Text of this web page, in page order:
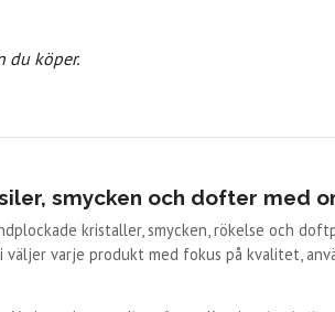
du köper.
smycken och dofter med
kristaller, smycken, rökelse och
väljer varje produkt med fokus på kvalitet,